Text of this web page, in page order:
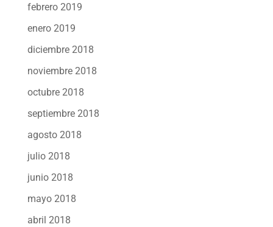
febrero 2019
enero 2019
diciembre 2018
noviembre 2018
octubre 2018
septiembre 2018
agosto 2018
julio 2018
junio 2018
mayo 2018
abril 2018